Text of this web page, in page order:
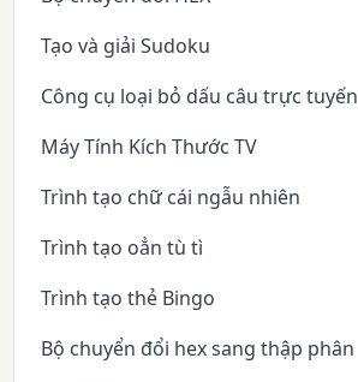
Tạo và giải Sudoku
Công cụ loại bỏ dấu câu trực tuyến
Máy Tính Kích Thước TV
Trình tạo chữ cái ngẫu nhiên
Trình tạo oẳn tù tì
Trình tạo thẻ Bingo
Bộ chuyển đổi hex sang thập phân